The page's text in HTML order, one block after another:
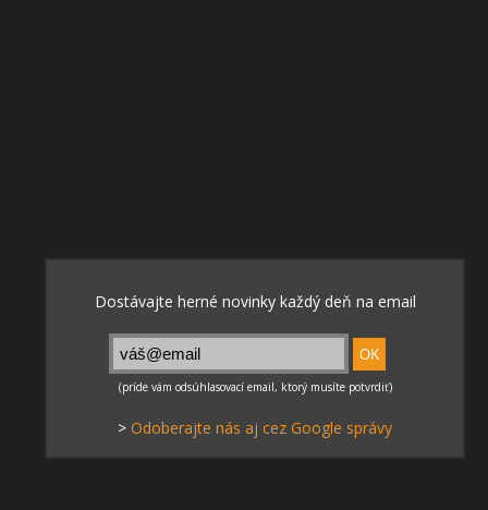
> Odoberajte nás aj cez Google správy